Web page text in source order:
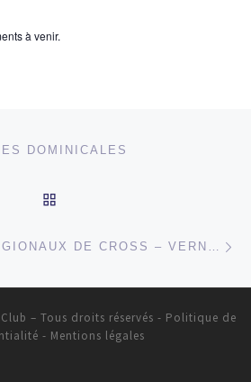
à venir.
articles
DOMINICALES
– Tous droits réservés - Politique de
- Mentions légales